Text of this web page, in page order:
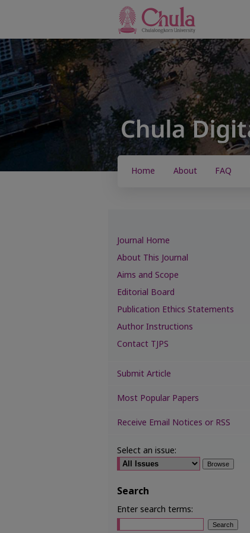
Home About FAQ
Journal Home
About This Journal
Aims and Scope
Editorial Board
Publication Ethics Statements
Author Instructions
Contact TJPS
Submit Article
Most Popular Papers
Receive Email Notices or RSS
Select an issue:
Search
Enter search terms: